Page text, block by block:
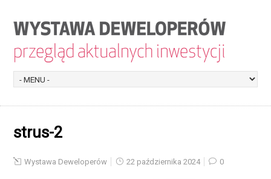
strus-2
Wystawa Deweloperów 22 października 2024 0